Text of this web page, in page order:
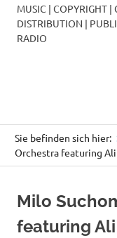
MUSIC | COPYRIGHT |
DISTRIBUTION |
RADIO
Sie befinden sich hier:
Orchestra featuring
Milo
featuring